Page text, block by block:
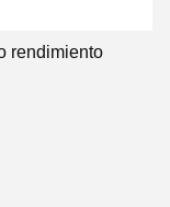
rendimiento